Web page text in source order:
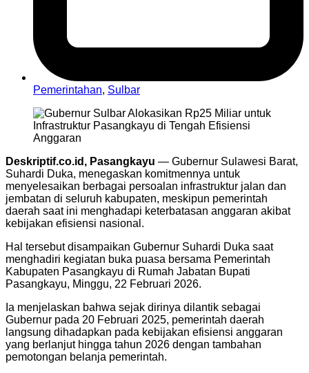
Pemerintahan, Sulbar
Deskriptif.co.id, Pasangkayu — Gubernur Sulawesi Barat,
Suhardi Duka, menegaskan komitmennya untuk
menyelesaikan berbagai persoalan infrastruktur jalan dan
jembatan di seluruh kabupaten, meskipun pemerintah
daerah saat ini menghadapi keterbatasan anggaran akibat
kebijakan efisiensi nasional.
Hal tersebut disampaikan Gubernur Suhardi Duka saat
menghadiri kegiatan buka puasa bersama Pemerintah
Kabupaten Pasangkayu di Rumah Jabatan Bupati
Pasangkayu, Minggu, 22 Februari 2026.
Ia menjelaskan bahwa sejak dirinya dilantik sebagai
Gubernur pada 20 Februari 2025, pemerintah daerah
langsung dihadapkan pada kebijakan efisiensi anggaran
yang berlanjut hingga tahun 2026 dengan tambahan
pemotongan belanja pemerintah.